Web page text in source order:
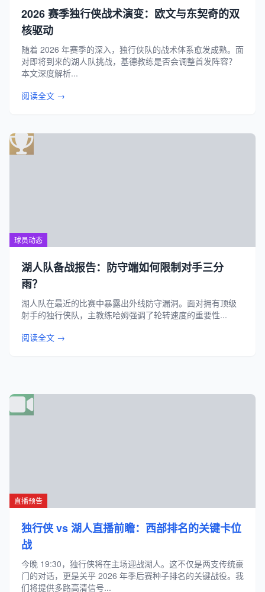
2026 赛季独行侠战术演变：欧文与东契奇的双
核驱动
随着 2026 年赛季的深入，独行侠队的战术体系愈发成熟。面
对即将到来的湖人队挑战，基德教练是否会调整首发阵容？
本文深度解析...
阅读全文 →
球员动态
湖人队备战报告：防守端如何限制对手三分
雨？
湖人队在最近的比赛中暴露出外线防守漏洞。面对拥有顶级
射手的独行侠队，主教练哈姆强调了轮转速度的重要性...
阅读全文 →
直播预告
独行侠 vs 湖人直播前瞻：西部排名的关键卡位
战
今晚 19:30，独行侠将在主场迎战湖人。这不仅是两支传统豪
门的对话，更是关乎 2026 年季后赛种子排名的关键战役。我
们将提供多路高清信号...